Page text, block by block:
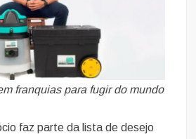
franquias para fugir do mundo
faz parte da lista de desejo